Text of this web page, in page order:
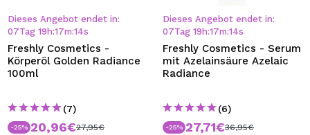
Dieses Angebot endet in:
07Tag 19 h:17m:13s
Freshly Cosmetics -
Körperöl Golden Radiance
100ml
(7)
-25% 20,96€27,95€
Dieses Angebot endet in:
07Tag 19 h:17m:13s
Freshly Cosmetics - Serum
mit Azelainsäure Azelaic
Radiance
(6)
-25% 27,71€36,95€